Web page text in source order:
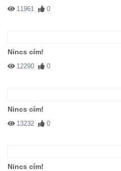
11961 0
Nincs cím!
12290 0
Nincs cím!
13232 0
Nincs cím!